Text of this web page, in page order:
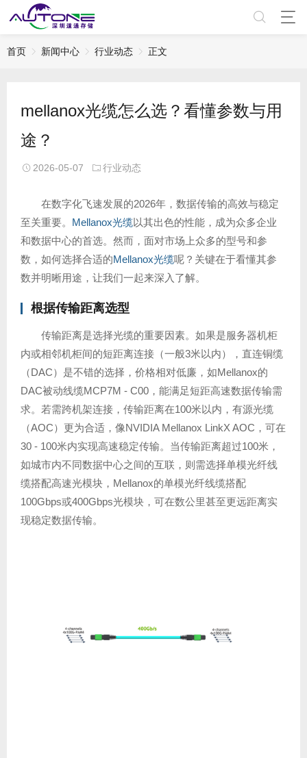
首页 新闻中心 行业动态 正文
mellanox光缆怎么选？看懂参数与用
途？
2026-05-07 行业动态
在数字化飞速发展的2026年，数据传输的高效与稳定
至关重要。 Mellanox光缆以其出色的性能，成为众多企业
和数据中心的首选。然而，面对市场上众多的型号和参
数，如何选择合适的Mellanox光缆呢？关键在于看懂其参
数并明晰用途，让我们一起来深入了解。
根据传输距离选型
传输距离是选择光缆的重要因素。如果是服务器机柜
内或相邻机柜间的短距离连接（一般3米以内），直连铜缆
（DAC）是不错的选择，价格相对低廉，如Mellanox的
DAC被动线缆MCP7M - C00，能满足短距高速数据传输需
求。若需跨机架连接，传输距离在100米以内，有源光缆
（AOC）更为合适，像NVIDIA Mellanox LinkX AOC，可在
30 - 100米内实现高速稳定传输。当传输距离超过100米，
如城市内不同数据中心之间的互联，则需选择单模光纤线
缆搭配高速光模块，Mellanox的单模光纤线缆搭配
100Gbps或400Gbps光模块，可在数公里甚至更远距离实
现稳定数据传输。